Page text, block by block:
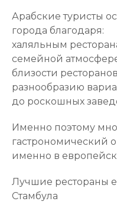
Арабские туристы
города благодаря:
халяльным
семейной
близости
разнообразию
до роскошных
Именно поэтому
гастрономический
именно в
Лучшие рестораны
Стамбула